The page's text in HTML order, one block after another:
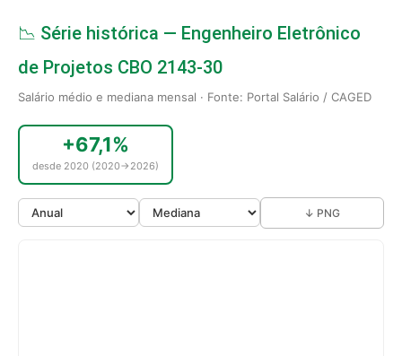
📉 Série histórica — Engenheiro Eletrônico
de Projetos CBO 2143-30
Salário médio e mediana mensal · Fonte: Portal Salário / CAGED
+67,1%
desde 2020 (2020→2026)
↓ PNG